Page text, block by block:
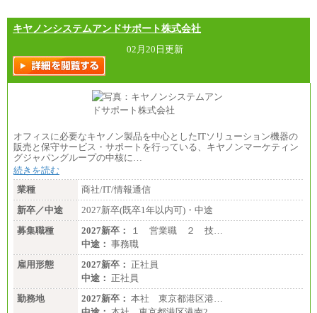
キヤノンシステムアンドサポート株式会社
02月20日更新
オフィスに必要なキヤノン製品を中心としたITソリューション機器の
販売と保守サービス・サポートを行っている、キヤノンマーケティン
グジャパングループの中核に…
続きを読む
業種
商社/IT/情報通信
新卒／中途
2027新卒(既卒1年以内可)・中途
募集職種
2027新卒：
１ 営業職 ２ 技…
中途： 事務職
雇用形態
2027新卒： 正社員
中途： 正社員
勤務地
2027新卒： 本社 東京都港区港…